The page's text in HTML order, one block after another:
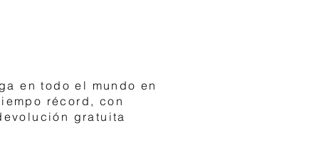
en todo el mundo en
récord, con
gratuita